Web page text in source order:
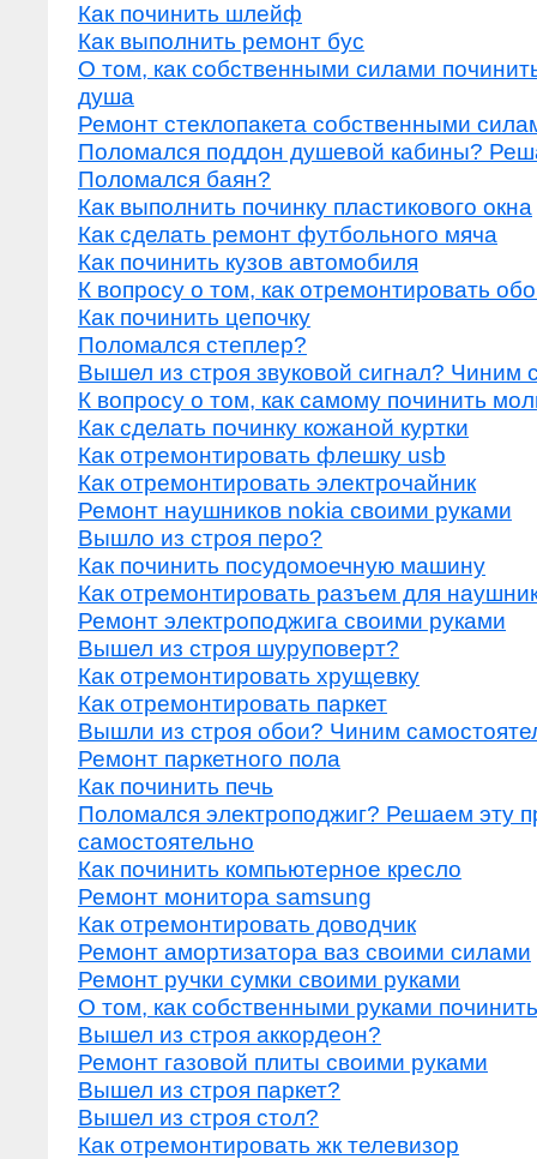
Как починить шлейф
Как выполнить ремонт бус
О том, как собственными силами
душа
Ремонт стеклопакета собственными
Поломался поддон душевой кабины?
Поломался баян?
Как выполнить починку пластикового окна
Как сделать ремонт футбольного мяча
Как починить кузов автомобиля
К вопросу о том, как отремонтировать
Как починить цепочку
Поломался степлер?
Вышел из строя звуковой сигнал? Чиним
К вопросу о том, как самому починить
Как сделать починку кожаной куртки
Как отремонтировать флешку usb
Как отремонтировать электрочайник
Ремонт наушников nokia своими руками
Вышло из строя перо?
Как починить посудомоечную машину
Как отремонтировать разъем для
Ремонт электроподжига своими руками
Вышел из строя шуруповерт?
Как отремонтировать хрущевку
Как отремонтировать паркет
Вышли из строя обои? Чиним
Ремонт паркетного пола
Как починить печь
Поломался электроподжиг? Решаем эту
самостоятельно
Как починить компьютерное кресло
Ремонт монитора samsung
Как отремонтировать доводчик
Ремонт амортизатора ваз своими силами
Ремонт ручки сумки своими руками
О том, как собственными руками
Вышел из строя аккордеон?
Ремонт газовой плиты своими руками
Вышел из строя паркет?
Вышел из строя стол?
Как отремонтировать жк телевизор